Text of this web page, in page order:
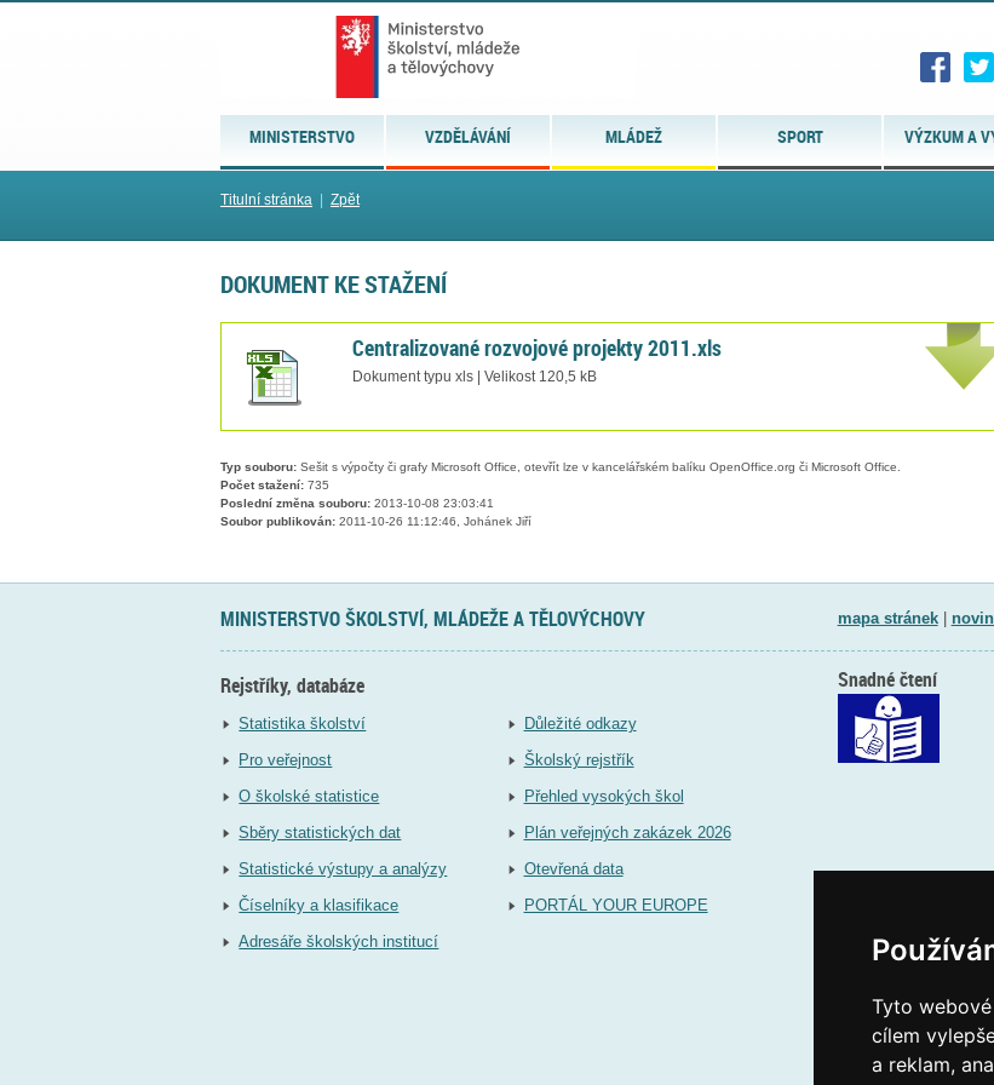
Tyto
cílem
a reklam,
MINISTERSTVO VZDĚLÁVÁNÍ MLÁDEŽ SPORT VÝZKUM A
Titulní stránka Zpět
DOKUMENT KE STAŽENÍ
Centralizované rozvojové projekty 2011.xls
Dokument typu xls | Velikost 120,5 kB
Typ souboru: Sešit s výpočty či grafy Microsoft Office, otevřít lze v kancelářském balíku OpenOffice.org či Microsoft Office.
Počet stažení: 735
Poslední změna souboru: 2013-10-08 23:03:41
Soubor publikován: 2011-10-26 11:12:46, Johánek Jiří
MINISTERSTVO ŠKOLSTVÍ, MLÁDEŽE A TĚLOVÝCHOVY mapa stránek|
Rejstříky, databáze
Statistika školství
Pro veřejnost
O školské statistice
Sběry statistických dat
Statistické výstupy a analýzy
Číselníky a klasifikace
Adresáře školských institucí
Důležité odkazy
Školský rejstřík
Přehled vysokých škol
Plán veřejných zakázek 2026
Otevřená data
PORTÁL YOUR EUROPE
Snadné čtení